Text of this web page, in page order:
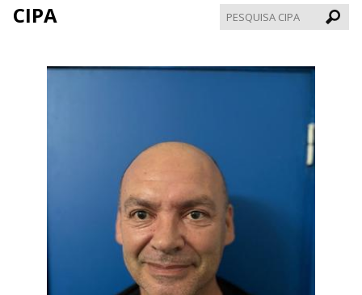
CIPA
CIPA